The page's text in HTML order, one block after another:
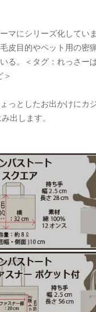
マにシリーズ化していま
皮目的やペット用の密
る。＜タグ：れっさー
っとしたお出かけにカ
出します。